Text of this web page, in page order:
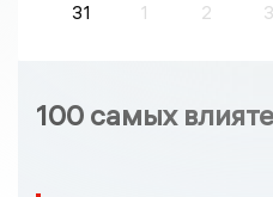
31
1 2 3
100 самых